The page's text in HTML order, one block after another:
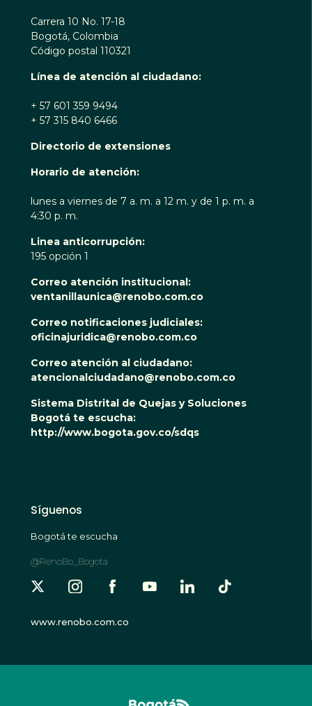
Carrera 10 No. 17-18
Bogotá, Colombia
Código postal 110321
Línea de atención al ciudadano:
+ 57 601 359 9494
+ 57 315 840 6466
Directorio de extensiones
Horario de atención:
lunes a viernes de 7 a. m. a 12 m. y de 1 p. m. a
4:30 p. m.
Linea anticorrupción:
195 opción 1
Correo atención institucional:
ventanillaunica@renobo.com.co
Correo notificaciones judiciales:
oficinajuridica@renobo.com.co
Correo atención al ciudadano:
atencionalciudadano@renobo.com.co
Sistema Distrital de Quejas y Soluciones
Bogotá te escucha:
http://www.bogota.gov.co/sdqs
Síguenos
Bogotá te escucha
@RenoBo_Bogota
www.renobo.com.co